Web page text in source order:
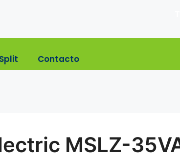
Split Contacto
MSLZ-